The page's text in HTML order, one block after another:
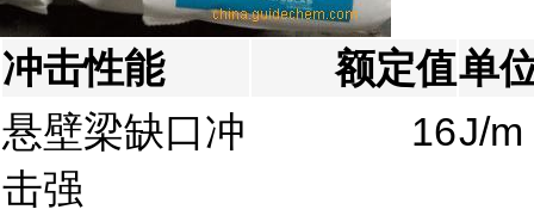
冲击性能 额定值单
悬壁梁缺口冲
击强
16J/m